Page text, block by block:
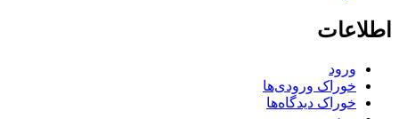
اطلاعات
ورود
خوراک ورودی‌ها
خوراک دیدگاه‌ها